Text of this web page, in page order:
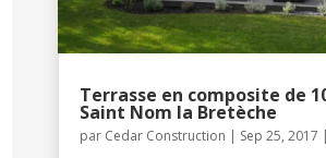
Terrasse en composite de
Saint Nom la Bretèche
par Cedar Construction | Sep 25, 2017 |